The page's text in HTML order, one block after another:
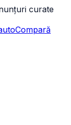
curate
Compară